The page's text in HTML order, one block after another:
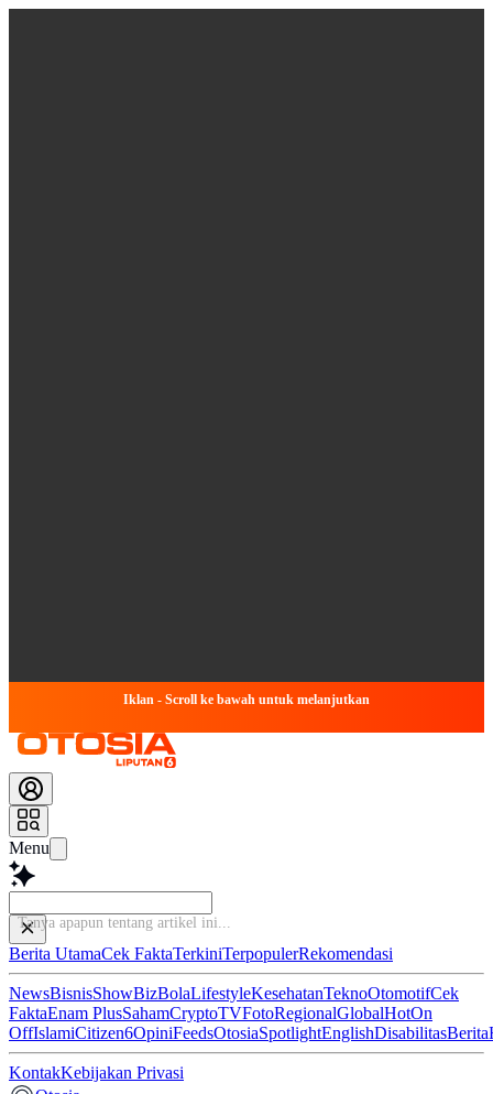
Iklan - Scroll ke bawah untuk melanjutkan
Menu
Tanya apapun te
Berita UtamaCek FaktaTerkiniTerpopulerRekomendasi
NewsBisnisShowBizBolaLifestyleKesehatanTeknoOtomotifCek
FaktaEnam PlusSahamCryptoTVFotoRegionalGlobalHotOn
OffIslamiCitizen6OpiniFeedsOtosiaSpotlightEnglishDisabilitasBerita
KontakKebijakan Privasi